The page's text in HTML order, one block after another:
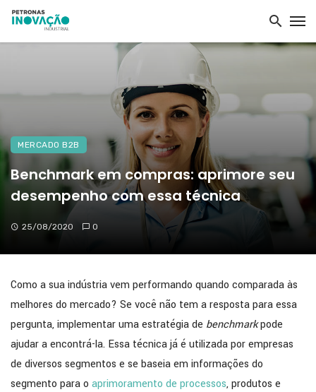
MERCADO B2B
Benchmark em compras: aprimore seu
desempenho com essa técnica
25/08/2020 0
Como a sua indústria vem performando quando comparada às
melhores do mercado? Se você não tem a resposta para essa
pergunta, implementar uma estratégia de benchmarkpode
ajudar a encontrá-la. Essa técnica já é utilizada por empresas
de diversos segmentos e se baseia em informações do
segmento para o aprimoramento de processos, produtos e